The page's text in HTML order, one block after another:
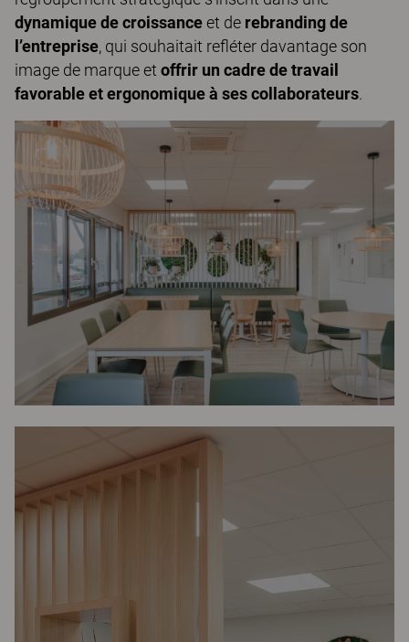
dynamique de croissanceet de rebranding de
l’entreprise, qui souhaitait refléter davantage son
image de marque et offrir un cadre de travail
favorable et ergonomique à ses collaborateurs.